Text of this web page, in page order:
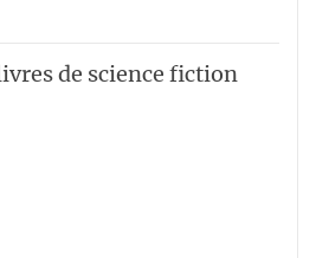
de science fiction